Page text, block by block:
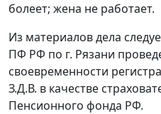
болеет; жена не работает.
Из материалов дела
ПФ РФ по г. Рязани
своевременности
З.Д.В. в качестве
Пенсионного фонда РФ.